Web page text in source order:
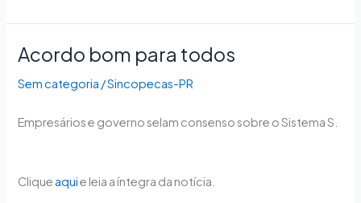
Acordo bom para todos
Sem categoria /Sincopecas-PR
Empresários e governo selam consenso sobre o Sistema S.
Clique aquie leia a íntegra da notícia.
Acordo
para